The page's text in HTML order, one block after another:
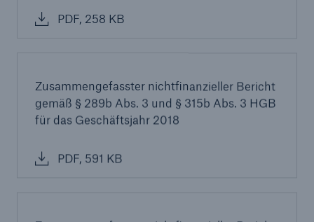
PDF, 258 KB
Zusammengefasster nichtfinanzieller Bericht
gemäß § 289b Abs. 3 und § 315b Abs. 3 HGB
für das Geschäftsjahr 2018
PDF, 591 KB